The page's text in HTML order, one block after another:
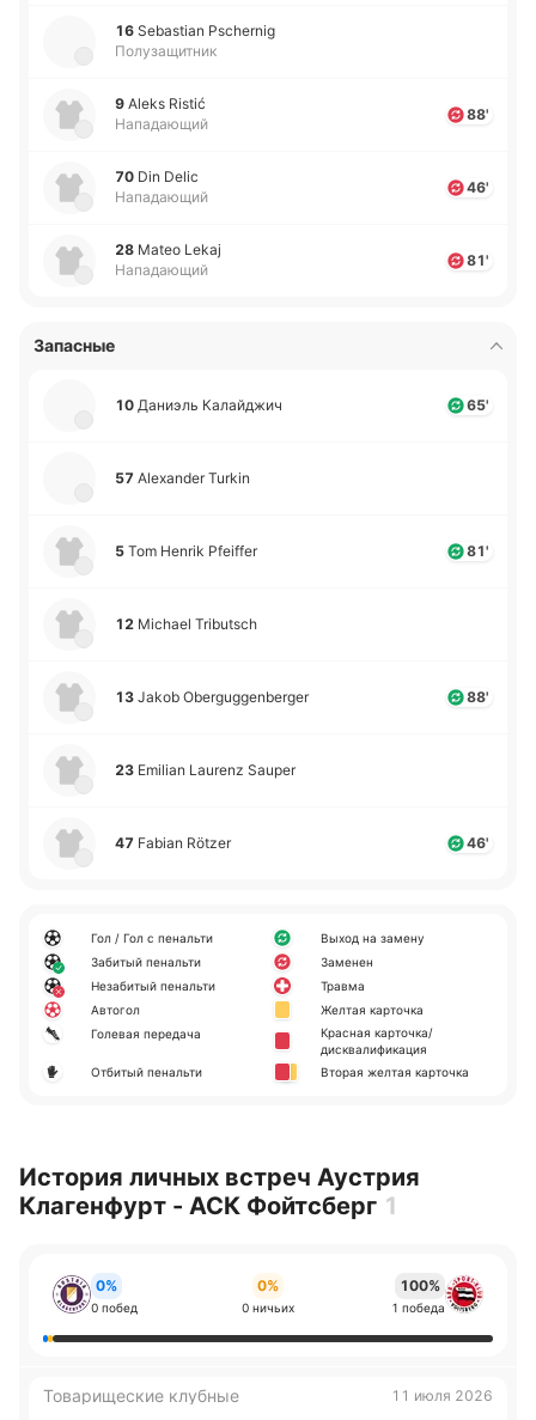
16 Sebastian Pschernig
Полузащитник
9 Aleks Ristić
Нападающий
88'
70 Din Delic
Нападающий
46'
28 Mateo Lekaj
Нападающий
81'
Запасные
10 Да­ниэль Ка­лай­джич 65'
57 Alexander Turkin
5 Tom Henrik Pfeiffer 81'
12 Michael Tributsch
13 Jakob Oberguggenberger 88'
23 Emilian Laurenz Sauper
47 Fabian Rötzer 46'
Гол / Гол с пенальти
Забитый пенальти
Незабитый пенальти
Автогол
Голевая передача
Отбитый пенальти
Выход на замену
Заменен
Травма
Желтая карточка
Красная карточка/
дисквалификация
Вторая желтая карточка
История личных встреч Аустрия
Клагенфурт - АСК Фойтсберг 1
0%
0 побед
0%
0 ничьих
100%
1 победа
Товарищеские клубные 11 июля 2026